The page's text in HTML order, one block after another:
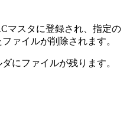
マスタに登録され、指定の
ァイルが削除されます。
にファイルが残ります。